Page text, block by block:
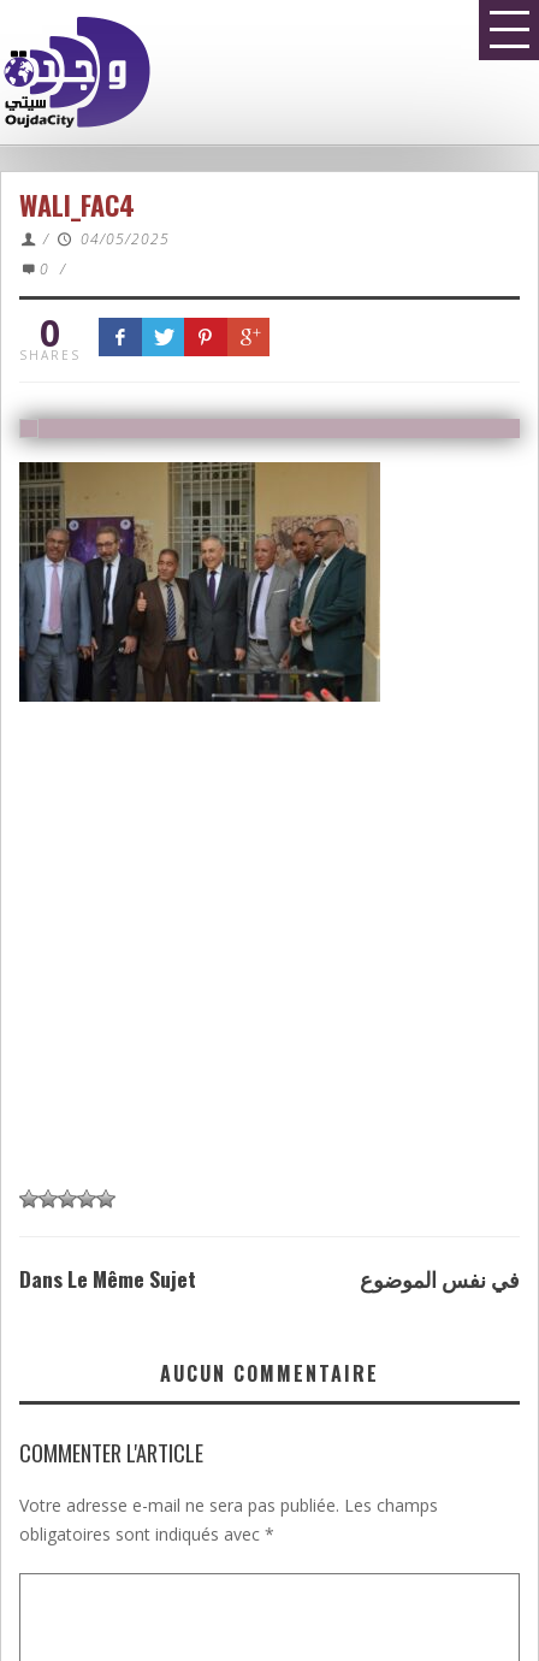
WALI_FAC4
/
04/05/2025
0 /
0
SHARES
Dans Le Même Sujet في نفس الموضوع
AUCUN COMMENTAIRE
COMMENTER L'ARTICLE
Votre adresse e-mail ne sera pas publiée. Les champs
obligatoires sont indiqués avec *